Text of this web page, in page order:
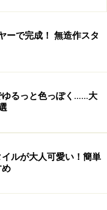
る前下がりのショ
イルなので、あまり
ます。前髪は、ト
めにカット。毛先の
意して。
す。ロッドの大き
いきます。
ーで完成！ 無造作スタ
ゆるっと色っぽく……大
ルが大人可愛い！簡単
め